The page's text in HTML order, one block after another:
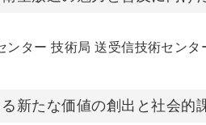
ンター 技術局 送受信技術セン
たな価値の創出と社会的課